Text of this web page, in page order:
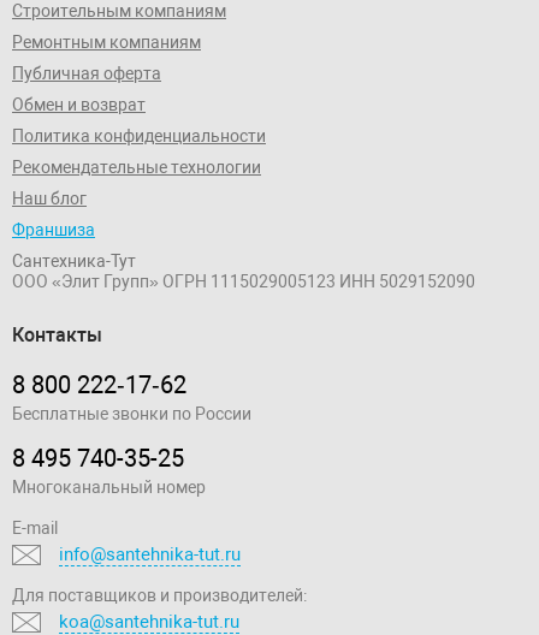
Строительным компаниям
Ремонтным компаниям
Публичная оферта
Обмен и возврат
Политика конфиденциальности
Рекомендательные технологии
Наш блог
Франшиза
Сантехника-Тут
ООО «Элит Групп» ОГРН 1115029005123 ИНН 5029152090
Контакты
8 800 222‑17‑62
Бесплатные звонки по России
8 495 740-35-25
Многоканальный номер
E-mail
info@santehnika-tut.ru
Для поставщиков и производителей:
koa@santehnika-tut.ru